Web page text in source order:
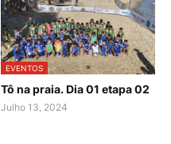
EVENTOS
Tô na praia. Dia 01 etapa 02
Julho 13, 2024